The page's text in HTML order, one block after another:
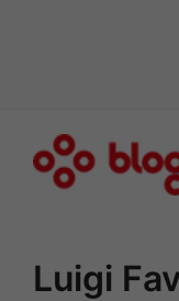
Luigi